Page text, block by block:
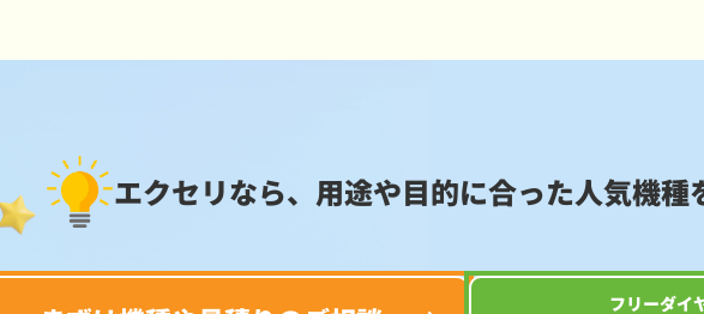
エクセリなら、用途や目的に合った人気機種
フリーダイ